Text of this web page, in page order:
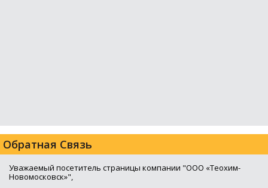
Обратная Связь
Уважаемый посетитель страницы компании "ООО «Теохим-
Новомосковск»",